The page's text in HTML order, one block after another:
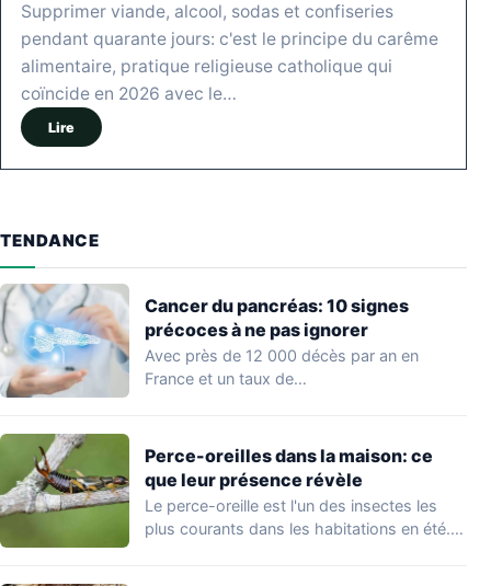
Supprimer viande, alcool, sodas et confiseries
pendant quarante jours: c'est le principe du carême
alimentaire, pratique religieuse catholique qui
coïncide en 2026 avec le…
Lire
TENDANCE
Cancer du pancréas: 10 signes
précoces à ne pas ignorer
Avec près de 12 000 décès par an en
France et un taux de…
Perce-oreilles dans la maison: ce
que leur présence révèle
Le perce-oreille est l'un des insectes les
plus courants dans les habitations en été.…